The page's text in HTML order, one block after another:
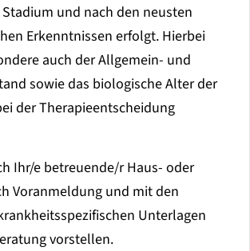
und nach den neusten
Erkenntnissen erfolgt. Hierbei
auch der Allgemein- und
sowie das biologische Alter der
der Therapieentscheidung
Ihr/e betreuende/r Haus- oder
Voranmeldung und mit den
Unterlagen
vorstellen.